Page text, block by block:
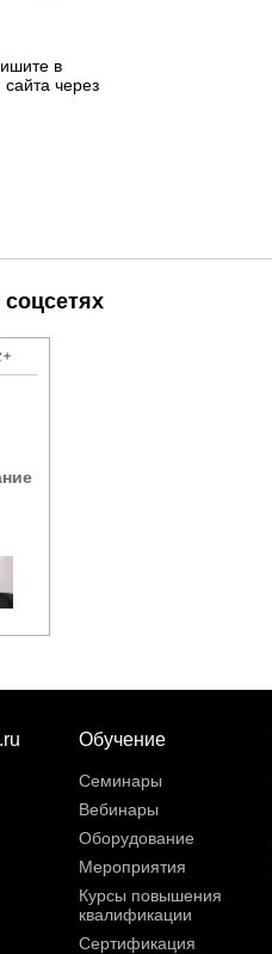
в
через
Обучение
Семинары
Вебинары
Оборудование
Мероприятия
Курсы повышения
квалификации
Сертификация